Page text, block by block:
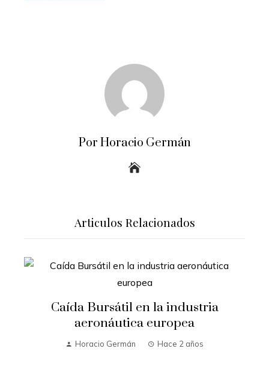
Por Horacio Germán
Articulos Relacionados
Caída Bursátil en la industria
aeronáutica europea
Horacio Germán Hace 2 años